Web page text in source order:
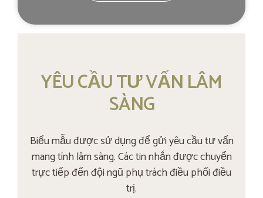
YÊU CẦU TƯ VẤN LÂM
SÀNG
Biểu mẫu được sử dụng để gửi yêu cầu tư vấn
mang tính lâm sàng. Các tin nhắn được chuyển
trực tiếp đến đội ngũ phụ trách điều phối điều
trị.